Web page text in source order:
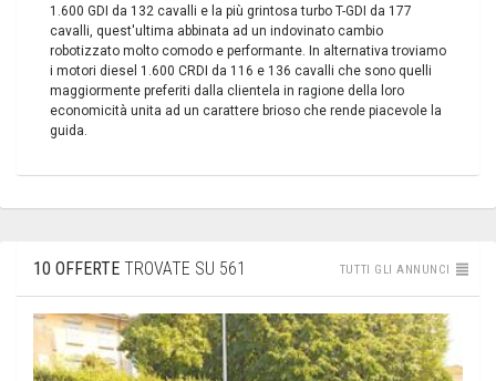
1.600 GDI da 132 cavalli e la più grintosa turbo T-GDI da 177
cavalli, quest'ultima abbinata ad un indovinato cambio
robotizzato molto comodo e performante. In alternativa troviamo
i motori diesel 1.600 CRDI da 116 e 136 cavalli che sono quelli
maggiormente preferiti dalla clientela in ragione della loro
economicità unita ad un carattere brioso che rende piacevole la
guida.
10 OFFERTE TROVATE SU 561 TUTTI GLI ANNUNCI